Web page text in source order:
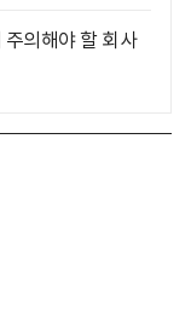
의해야 할 회사